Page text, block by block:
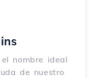
nombre ideal
de nuestro